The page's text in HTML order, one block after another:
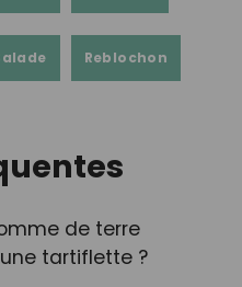
Reblochon
de terre
tartiflette ?